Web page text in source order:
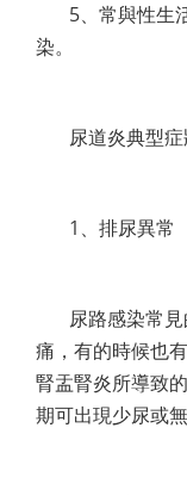
5、常與性生
染。
尿道炎典型症
1、排尿異常
尿路感染常
痛，有的時候也
腎盂腎炎所導致
期可出現少尿或無